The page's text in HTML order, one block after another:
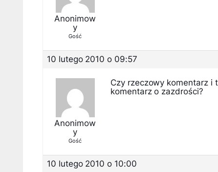
Anonimow
y
Gość
10 lutego 2010 o 09:57
Anonimow
y
Gość
Czy rzeczowy komentarz i
komentarz o zazdrości?
10 lutego 2010 o 10:00